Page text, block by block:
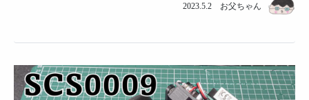
2023.5.2 お父ちゃん